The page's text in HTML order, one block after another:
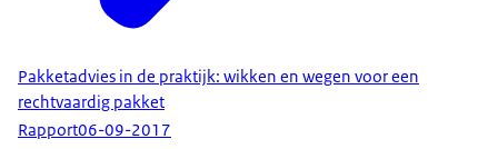
Pakketadvies in de praktijk: wikken en wegen voor een
rechtvaardig pakket
Rapport06-09-2017